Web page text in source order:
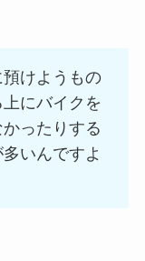
けようもの
にバイクを
ったりする
いんですよ